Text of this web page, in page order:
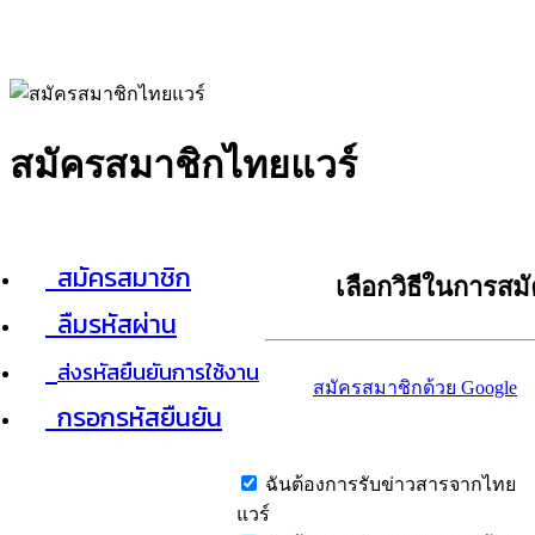
สมัครสมาชิกไทยแวร์
สมัครสมาชิก
ลืมรหัสผ่าน
ส่งรหัสยืนยันการใช้งาน
กรอกรหัสยืนยัน
เลือกวิธีในการส
สมัครสมาชิกด้วย Google
ฉันต้องการรับข่าวสารจากไทย
แวร์